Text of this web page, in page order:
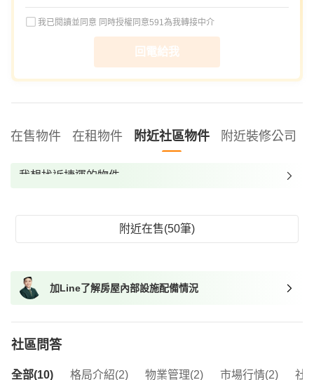
我已閱讀並同意 同時授權同意591為我轉接中介
回電給我
在售物件 在租物件 附近社區物件 附近裝修公司
我想找近捷運的物件
我想找配備瓦斯爐的物件
我想找具垃圾處理的物件
我想找近捷運的物件
附近在售(50筆)
加Line了解房屋內部設施配備情況
社區問答
全部(10) 格局介紹(2) 物業管理(2) 市場行情(2) 社